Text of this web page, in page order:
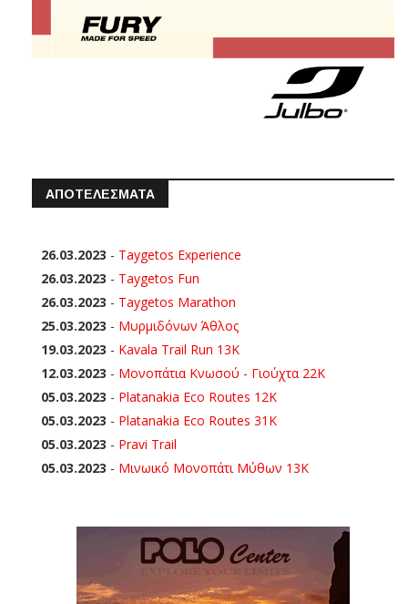
ΑΠΟΤΕΛΕΣΜΑΤΑ
26.03.2023 - Taygetos Experience
26.03.2023 - Taygetos Fun
26.03.2023 - Taygetos Marathon
25.03.2023 - Μυρμιδόνων Άθλος
19.03.2023 - Kavala Trail Run 13K
12.03.2023 - Μονοπάτια Κνωσού - Γιούχτα 22Κ
05.03.2023 - Platanakia Eco Routes 12K
05.03.2023 - Platanakia Eco Routes 31K
05.03.2023 - Pravi Trail
05.03.2023 - Μινωικό Μονοπάτι Μύθων 13Κ